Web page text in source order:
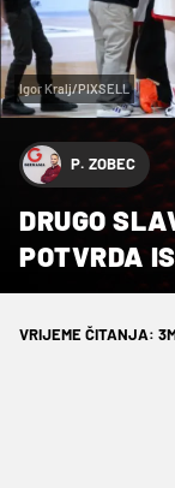
Igor Kralj/PIXSELL
P. ZOBEC
DRUGO
POTVRDA
VRIJEME ČITANJA: